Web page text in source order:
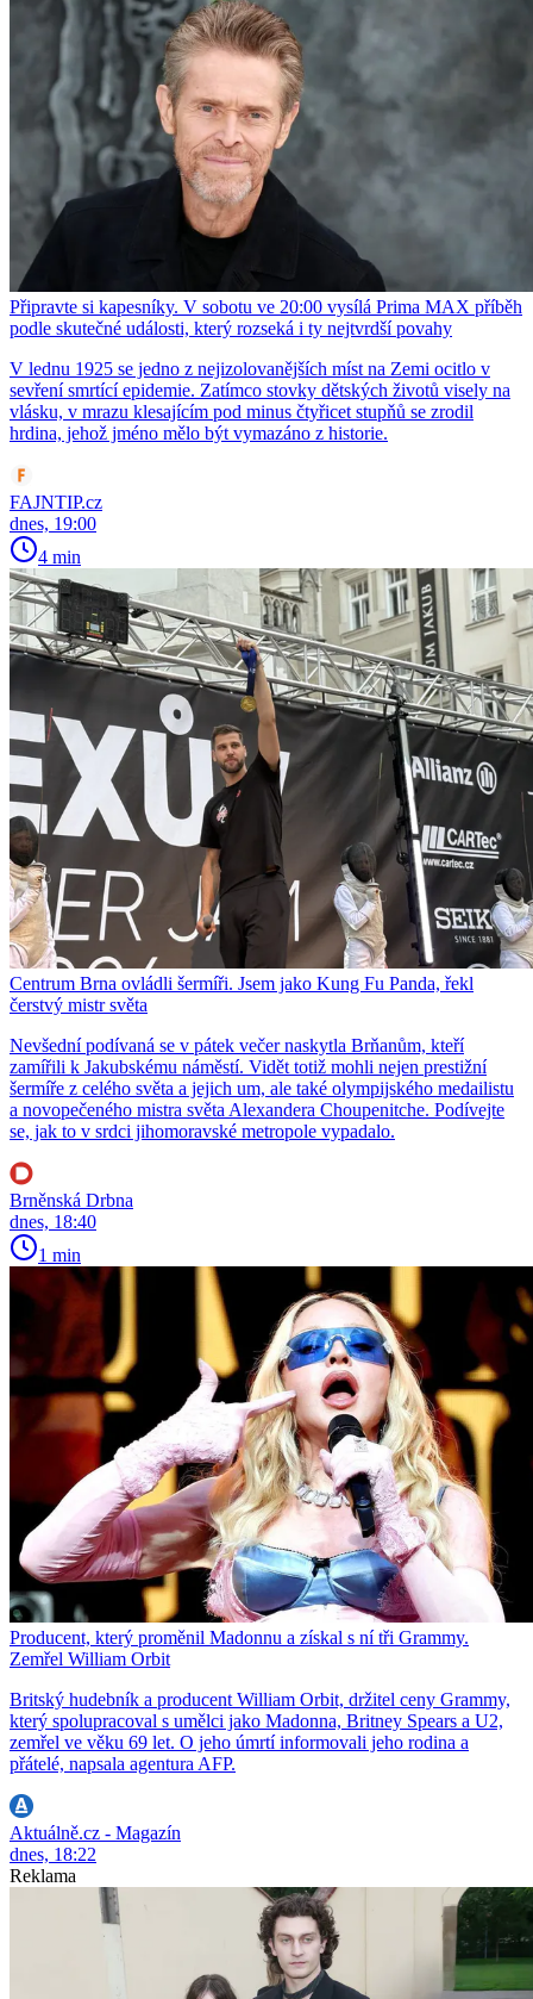
Připravte si kapesníky. V sobotu ve 20:00 vysílá Prima MAX příběh
podle skutečné události, který rozseká i ty nejtvrdší povahy
V lednu 1925 se jedno z nejizolovanějších míst na Zemi ocitlo v
sevření smrtící epidemie. Zatímco stovky dětských životů visely na
vlásku, v mrazu klesajícím pod minus čtyřicet stupňů se zrodil
hrdina, jehož jméno mělo být vymazáno z historie.
FAJNTIP.cz
dnes, 19:00
4 min
Centrum Brna ovládli šermíři. Jsem jako Kung Fu Panda, řekl
čerstvý mistr světa
Nevšední podívaná se v pátek večer naskytla Brňanům, kteří
zamířili k Jakubskému náměstí. Vidět totiž mohli nejen prestižní
šermíře z celého světa a jejich um, ale také olympijského medailistu
a novopečeného mistra světa Alexandera Choupenitche. Podívejte
se, jak to v srdci jihomoravské metropole vypadalo.
Brněnská Drbna
dnes, 18:40
1 min
Producent, který proměnil Madonnu a získal s ní tři Grammy.
Zemřel William Orbit
Britský hudebník a producent William Orbit, držitel ceny Grammy,
který spolupracoval s umělci jako Madonna, Britney Spears a U2,
zemřel ve věku 69 let. O jeho úmrtí informovali jeho rodina a
přátelé, napsala agentura AFP.
Aktuálně.cz - Magazín
dnes, 18:22
Reklama